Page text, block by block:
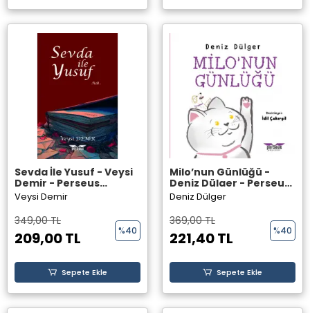
Sevda İle Yusuf - Veysi
Demir - Perseus
Yayınevi
Veysi Demir
349,00 TL
209,00 TL %40
Sepete Ekle
Milo’nun Günlüğü -
Deniz Dülger - Perseus
Yayınevi
Deniz Dülger
369,00 TL
221,40 TL %40
Sepete Ekle